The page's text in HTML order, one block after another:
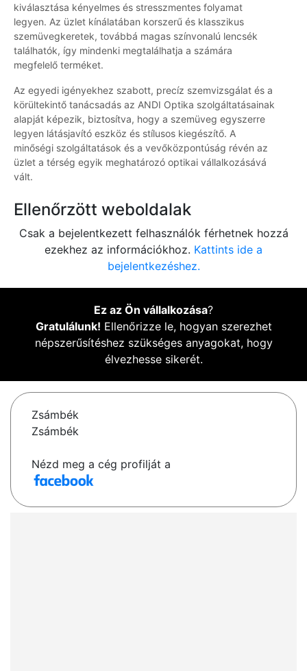
kiválasztása kényelmes és stresszmentes folyamat
legyen. Az üzlet kínálatában korszerű és klasszikus
szemüvegkeretek, továbbá magas színvonalú lencsék
találhatók, így mindenki megtalálhatja a számára
megfelelő terméket.
Az egyedi igényekhez szabott, precíz szemvizsgálat és a
körültekintő tanácsadás az ANDI Optika szolgáltatásainak
alapját képezik, biztosítva, hogy a szemüveg egyszerre
legyen látásjavító eszköz és stílusos kiegészítő. A
minőségi szolgáltatások és a vevőközpontúság révén az
üzlet a térség egyik meghatározó optikai vállalkozásává
vált.
Ellenőrzött weboldalak
Csak a bejelentkezett felhasználók férhetnek hozzá
ezekhez az információkhoz. Kattints ide a
bejelentkezéshez.
Ez az Ön vállalkozása?
Gratulálunk! Ellenőrizze le, hogyan szerezhet
népszerűsítéshez szükséges anyagokat, hogy
élvezhesse sikerét.
Zsámbék
Zsámbék
Nézd meg a cég profilját a